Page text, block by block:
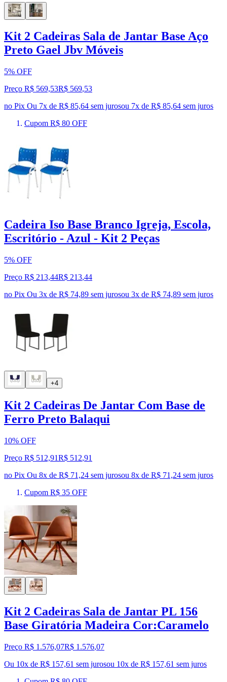
Kit 2 Cadeiras Sala de Jantar Base Aço
Preto Gael Jbv Móveis
5% OFF
Preço R$ 569,53R$ 569,53
no Pix Ou 7x de R$ 85,64 sem jurosou 7x de R$ 85,64 sem juros
Cupom R$ 80 OFF
Cadeira Iso Base Branco Igreja, Escola,
Escritório - Azul - Kit 2 Peças
5% OFF
Preço R$ 213,44R$ 213,44
no Pix Ou 3x de R$ 74,89 sem jurosou 3x de R$ 74,89 sem juros
+4
Kit 2 Cadeiras De Jantar Com Base de
Ferro Preto Balaqui
10% OFF
Preço R$ 512,91R$ 512,91
no Pix Ou 8x de R$ 71,24 sem jurosou 8x de R$ 71,24 sem juros
Cupom R$ 35 OFF
Kit 2 Cadeiras Sala de Jantar PL 156
Base Giratória Madeira Cor:Caramelo
Preço R$ 1.576,07R$ 1.576,07
Ou 10x de R$ 157,61 sem jurosou 10x de R$ 157,61 sem juros